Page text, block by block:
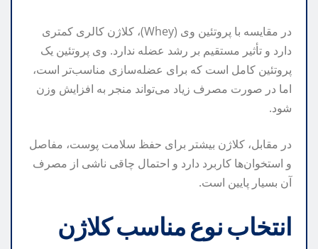
در مقایسه با پروتئین وی (Whey)، کلاژن کالری کمتری
دارد و تأثیر مستقیم بر رشد عضله ندارد. وی پروتئین یک
پروتئین کامل است که برای عضله‌سازی مناسب‌تر است،
اما در صورت مصرف زیاد می‌تواند منجر به افزایش وزن
شود.
در مقابل، کلاژن بیشتر برای حفظ سلامت پوست، مفاصل
و استخوان‌ها کاربرد دارد و احتمال چاقی ناشی از مصرف
آن بسیار پایین است.
انتخاب نوع مناسب کلاژن